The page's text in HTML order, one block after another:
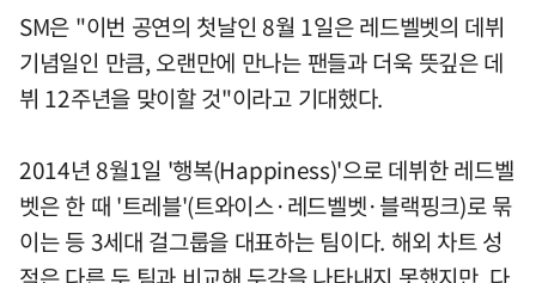
SM은 "이번 공연의 첫날인 8월 1일은 레드벨벳의 데뷔
기념일인 만큼, 오랜만에 만나는 팬들과 더욱 뜻깊은 데
뷔 12주년을 맞이할 것"이라고 기대했다.
2014년 8월1일 '행복(Happiness)'으로 데뷔한 레드벨
벳은 한 때 '트레블'(트와이스·레드벨벳·블랙핑크)로 묶
이는 등 3세대 걸그룹을 대표하는 팀이다. 해외 차트 성